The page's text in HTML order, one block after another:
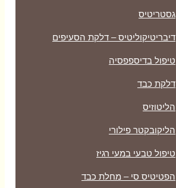
גסטריטיס
דיבריטיקוליטיס – דלקת הסעיפים
טיפול בדיספפסיה
דלקת כבד
הליטוזיס
הליקובקטר פילורי
טיפול טבעי במעי רגיז
הפטיטיס סי – מחלת כבד